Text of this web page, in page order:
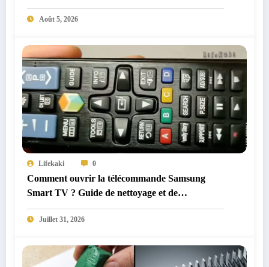
Août 5, 2026
Lifekaki 0
Comment ouvrir la télécommande Samsung
Smart TV ? Guide de nettoyage et de
démontage
Juillet 31, 2026